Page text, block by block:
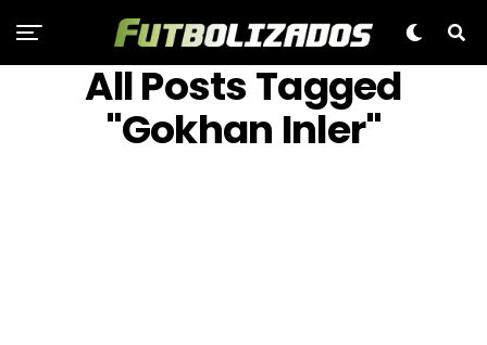
All Posts Tagged
"Gokhan Inler"